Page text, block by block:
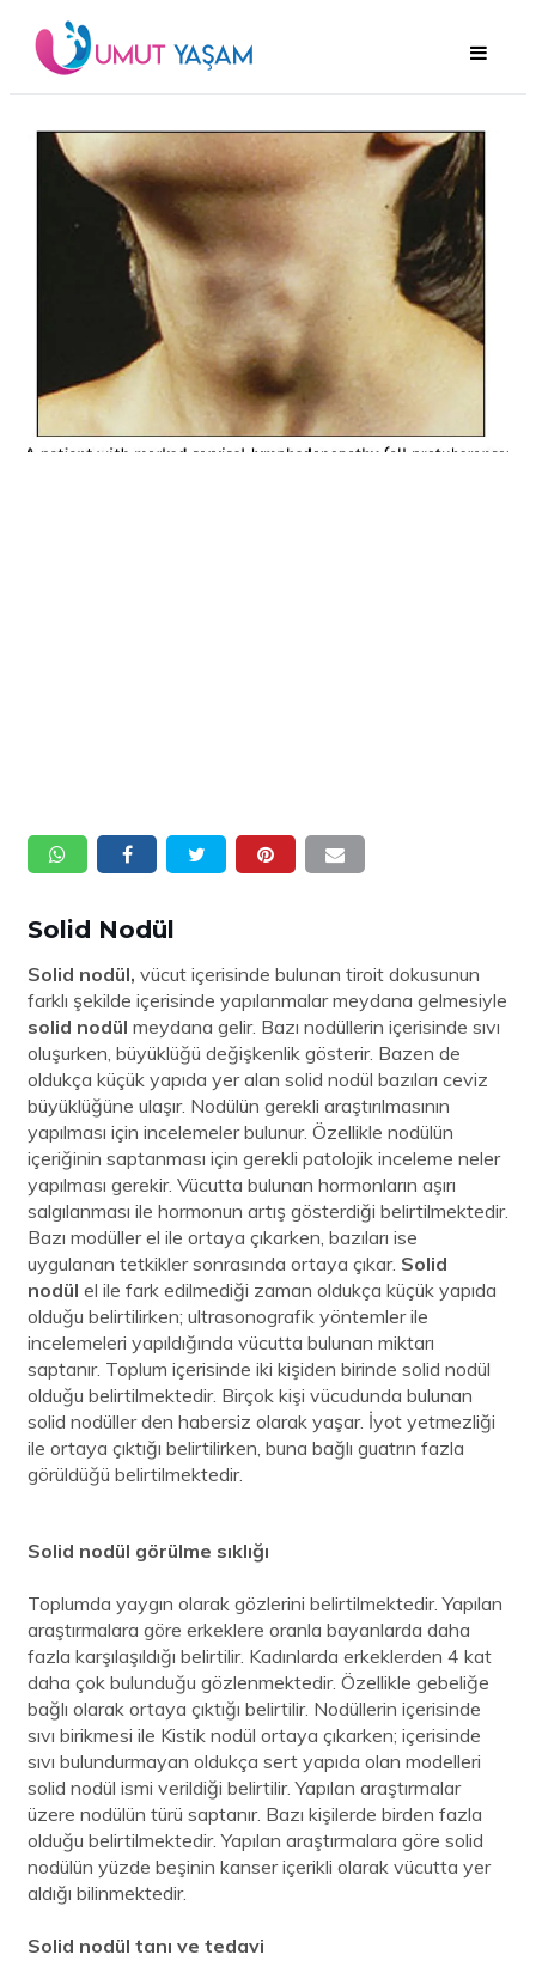
Solid Nodül
Solid nodül, vücut içerisinde bulunan tiroit dokusunun
farklı şekilde içerisinde yapılanmalar meydana gelmesiyle
solid nodül meydana gelir. Bazı nodüllerin içerisinde sıvı
oluşurken, büyüklüğü değişkenlik gösterir. Bazen de
oldukça küçük yapıda yer alan solid nodül bazıları ceviz
büyüklüğüne ulaşır. Nodülün gerekli araştırılmasının
yapılması için incelemeler bulunur. Özellikle nodülün
içeriğinin saptanması için gerekli patolojik inceleme neler
yapılması gerekir. Vücutta bulunan hormonların aşırı
salgılanması ile hormonun artış gösterdiği belirtilmektedir.
Bazı modüller el ile ortaya çıkarken, bazıları ise
uygulanan tetkikler sonrasında ortaya çıkar. Solid
nodül el ile fark edilmediği zaman oldukça küçük yapıda
olduğu belirtilirken; ultrasonografik yöntemler ile
incelemeleri yapıldığında vücutta bulunan miktarı
saptanır. Toplum içerisinde iki kişiden birinde solid nodül
olduğu belirtilmektedir. Birçok kişi vücudunda bulunan
solid nodüller den habersiz olarak yaşar. İyot yetmezliği
ile ortaya çıktığı belirtilirken, buna bağlı guatrın fazla
görüldüğü belirtilmektedir.
Solid nodül görülme sıklığı
Toplumda yaygın olarak gözlerini belirtilmektedir. Yapılan
araştırmalara göre erkeklere oranla bayanlarda daha
fazla karşılaşıldığı belirtilir. Kadınlarda erkeklerden 4 kat
daha çok bulunduğu gözlenmektedir. Özellikle gebeliğe
bağlı olarak ortaya çıktığı belirtilir. Nodüllerin içerisinde
sıvı birikmesi ile Kistik nodül ortaya çıkarken; içerisinde
sıvı bulundurmayan oldukça sert yapıda olan modelleri
solid nodül ismi verildiği belirtilir. Yapılan araştırmalar
üzere nodülün türü saptanır. Bazı kişilerde birden fazla
olduğu belirtilmektedir. Yapılan araştırmalara göre solid
nodülün yüzde beşinin kanser içerikli olarak vücutta yer
aldığı bilinmektedir.
Solid nodül tanı ve tedavi